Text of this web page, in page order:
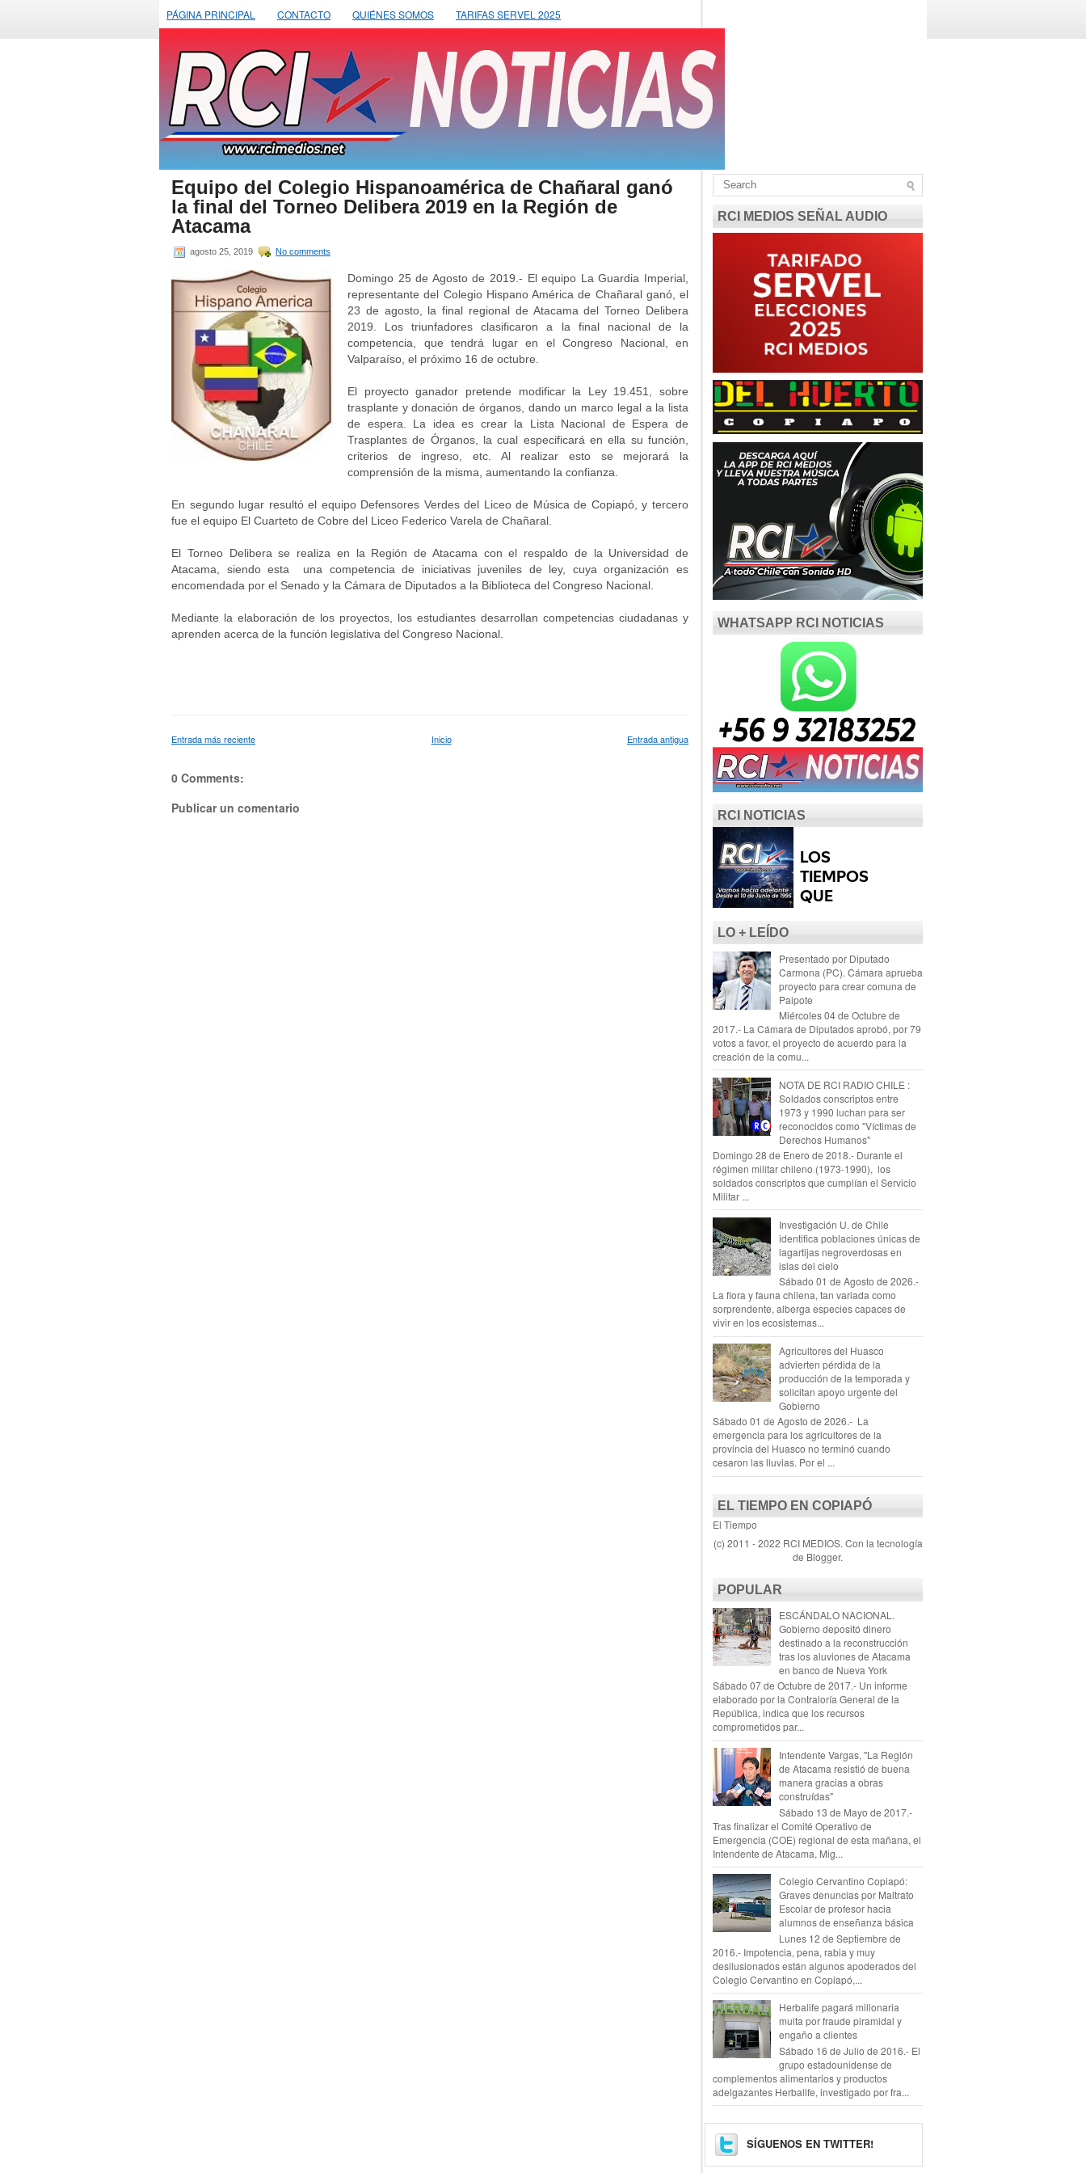
PÁGINA PRINCIPAL CONTACTO QUIÉNES SOMOS TARIFAS SERVEL 2025
Equipo del Colegio Hispanoamérica de Chañaral ganó
la final del Torneo Delibera 2019 en la Región de
Atacama
agosto 25, 2019 No comments
Domingo 25 de Agosto de 2019.- El equipo La Guardia Imperial,
representante del Colegio Hispano América de Chañaral ganó, el
23 de agosto, la final regional de Atacama del Torneo Delibera
2019. Los triunfadores clasificaron a la final nacional de la
competencia, que tendrá lugar en el Congreso Nacional, en
Valparaíso, el próximo 16 de octubre.
El proyecto ganador pretende modificar la Ley 19.451, sobre
trasplante y donación de órganos, dando un marco legal a la lista
de espera. La idea es crear la Lista Nacional de Espera de
Trasplantes de Órganos, la cual especificará en ella su función,
criterios de ingreso, etc. Al realizar esto se mejorará la
comprensión de la misma, aumentando la confianza.
En segundo lugar resultó el equipo Defensores Verdes del Liceo de Música de Copiapó, y tercero
fue el equipo El Cuarteto de Cobre del Liceo Federico Varela de Chañaral.
El Torneo Delibera se realiza en la Región de Atacama con el respaldo de la Universidad de
Atacama, siendo esta
una competencia de iniciativas juveniles de ley, cuya organización es
encomendada por el Senado y la Cámara de Diputados a la Biblioteca del Congreso Nacional.
Mediante la elaboración de los proyectos, los estudiantes desarrollan competencias ciudadanas y
aprenden acerca de la función legislativa del Congreso Nacional.
Entrada más reciente Entrada antigua
Inicio
0 Comments:
Publicar un comentario
RCI MEDIOS SEÑAL AUDIO
WHATSAPP RCI NOTICIAS
RCI NOTICIAS
LO + LEÍDO
Presentado por Diputado
Carmona (PC). Cámara aprueba
proyecto para crear comuna de
Paipote
Miércoles 04 de Octubre de
2017.- La Cámara de Diputados aprobó, por 79
votos a favor, el proyecto de acuerdo para la
creación de la comu...
NOTA DE RCI RADIO CHILE :
Soldados conscriptos entre
1973 y 1990 luchan para ser
reconocidos como "Víctimas de
Derechos Humanos"
Domingo 28 de Enero de 2018.- Durante el
régimen militar chileno (1973-1990), los
soldados conscriptos que cumplían el Servicio
Militar ...
Investigación U. de Chile
identifica poblaciones únicas de
lagartijas negroverdosas en
islas del cielo
Sábado 01 de Agosto de 2026.-
La flora y fauna chilena, tan variada como
sorprendente, alberga especies capaces de
vivir en los ecosistemas...
Agricultores del Huasco
advierten pérdida de la
producción de la temporada y
solicitan apoyo urgente del
Gobierno
Sábado 01 de Agosto de 2026.- La
emergencia para los agricultores de la
provincia del Huasco no terminó cuando
cesaron las lluvias. Por el ...
EL TIEMPO EN COPIAPÓ
El Tiempo
(c) 2011 - 2022 RCI MEDIOS. Con la tecnología
de Blogger.
POPULAR
ESCÁNDALO NACIONAL.
Gobierno depositó dinero
destinado a la reconstrucción
tras los aluviones de Atacama
en banco de Nueva York
Sábado 07 de Octubre de 2017.- Un informe
elaborado por la Contraloría General de la
República, indica que los recursos
comprometidos par...
Intendente Vargas, "La Región
de Atacama resistió de buena
manera gracias a obras
construídas"
Sábado 13 de Mayo de 2017.-
Tras finalizar el Comité Operativo de
Emergencia (COE) regional de esta mañana, el
Intendente de Atacama, Mig...
Colegio Cervantino Copiapó:
Graves denuncias por Maltrato
Escolar de profesor hacia
alumnos de enseñanza básica
Lunes 12 de Septiembre de
2016.- Impotencia, pena, rabia y muy
desilusionados están algunos apoderados del
Colegio Cervantino en Copiapó,...
Herbalife pagará millonaria
multa por fraude piramidal y
engaño a clientes
Sábado 16 de Julio de 2016.- El
grupo estadounidense de
complementos alimentarios y productos
adelgazantes Herbalife, investigado por fra...
SÍGUENOS EN TWITTER!